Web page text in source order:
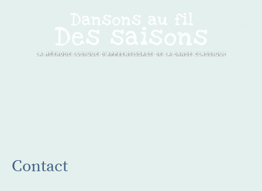
Contact